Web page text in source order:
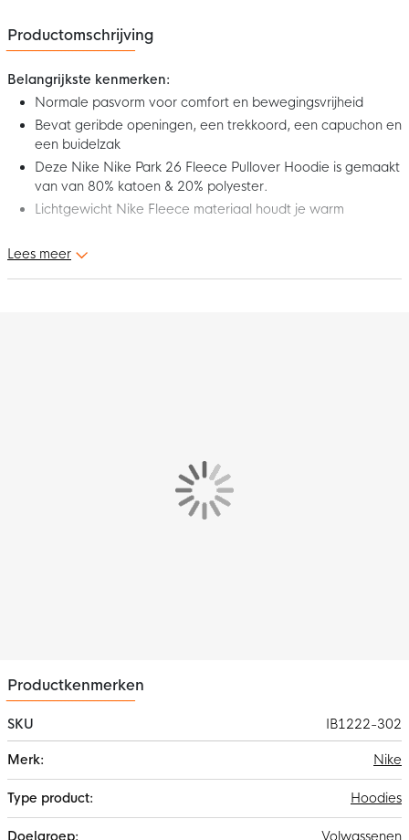
Productomschrijving
Belangrijkste kenmerken:
Normale pasvorm voor comfort en bewegingsvrijheid
Bevat geribde openingen, een trekkoord, een capuchon en
een buidelzak
Deze Nike Nike Park 26 Fleece Pullover Hoodie is gemaakt
van van 80% katoen & 20% polyester.
Lichtgewicht Nike Fleece materiaal houdt je warm
Dit is de Nike Park 26 Fleece Pullover Hoodie Donkergroen Wit.
Draag deze comfortabele Nike Fleece Hoodie in je vrije tijd of
tegen de kou, terwijl de kangoeroezak je handen warm houdt
en ruimte biedt voor essentials.
De Nike Pullover Hoodie is gemaakt van 80% katoen & 20%
polyester. Het rib materiaal bestaat uit 97% katoen en 3%
spandex. Het lichtgewicht fleece materiaal houdt je warm.
Lees meer
Productkenmerken
SKU
IB1222-302
informatie
Nike
Hoodies
Volwassenen